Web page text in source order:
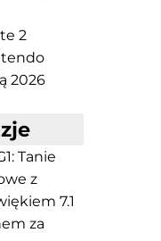
2
2026
Tanie
z
7.1
za